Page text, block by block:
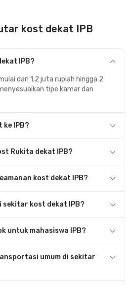
kost dekat IPB
IPB?
dari 1,2 juta rupiah hingga 2
tipe kamar dan
ke IPB?
Rukita dekat IPB?
kost dekat IPB?
sekitar kost dekat IPB?
untuk mahasiswa IPB?
umum di sekitar